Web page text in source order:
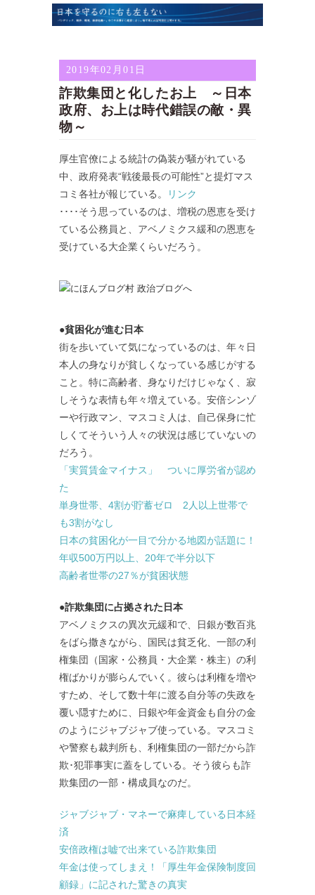
2019年02月01日
詐欺集団と化したお上 ～日本
政府、お上は時代錯誤の敵・異
物～
厚生官僚による統計の偽装が騒がれている
中、政府発表“戦後最長の可能性”と提灯マス
コミ各社が報じている。
リンク
････そう思っているのは、増税の恩恵を受け
ている公務員と、アベノミクス緩和の恩恵を
受けている大企業くらいだろう。
●貧困化が進む日本
街を歩いていて気になっているのは、年々日
本人の身なりが貧しくなっている感じがする
こと。特に高齢者、身なりだけじゃなく、寂
しそうな表情も年々増えている。安倍シンゾ
ーや行政マン、マスコミ人は、自己保身に忙
しくてそういう人々の状況は感じていないの
だろう。
「実質賃金マイナス」 ついに厚労省が認め
た
単身世帯、4割が貯蓄ゼロ 2人以上世帯で
も3割がなし
日本の貧困化が一目で分かる地図が話題に！
年収500万円以上、20年で半分以下
高齢者世帯の27％が貧困状態
●詐欺集団に占拠された日本
アベノミクスの異次元緩和で、日銀が数百兆
をばら撒きながら、国民は貧乏化、一部の利
権集団（国家・公務員・大企業・株主）の利
権ばかりが膨らんでいく。彼らは利権を増や
すため、そして数十年に渡る自分等の失政を
覆い隠すために、日銀や年金資金も自分の金
のようにジャブジャブ使っている。マスコミ
や警察も裁判所も、利権集団の一部だから詐
欺･犯罪事実に蓋をしている。そう彼らも詐
欺集団の一部・構成員なのだ。
ジャブジャブ・マネーで麻痺している日本経
済
安倍政権は嘘で出来ている詐欺集団
年金は使ってしまえ！「厚生年金保険制度回
顧録」に記された驚きの真実